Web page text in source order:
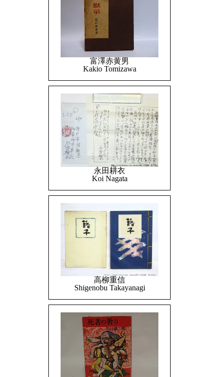
富澤赤黄男
Kakio Tomizawa
永田耕衣
Koi Nagata
高柳重信
Shigenobu Takayanagi